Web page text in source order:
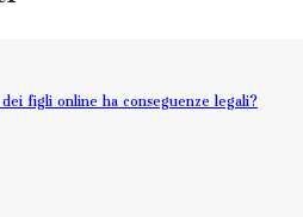
figli online ha conseguenze legali?